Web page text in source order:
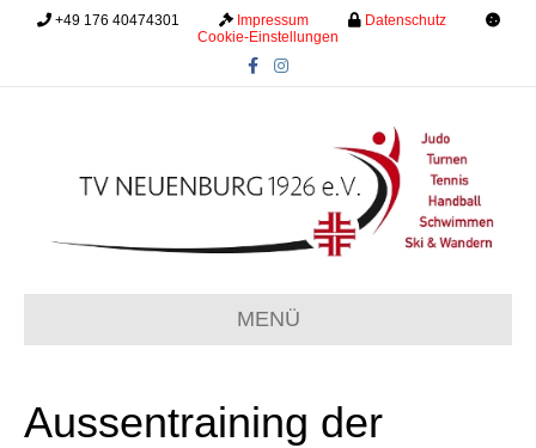
+49 176 40474301 Impressum Datenschutz
Cookie-Einstellungen
c
k
s
a
m
MENÜ
Aussentraining der